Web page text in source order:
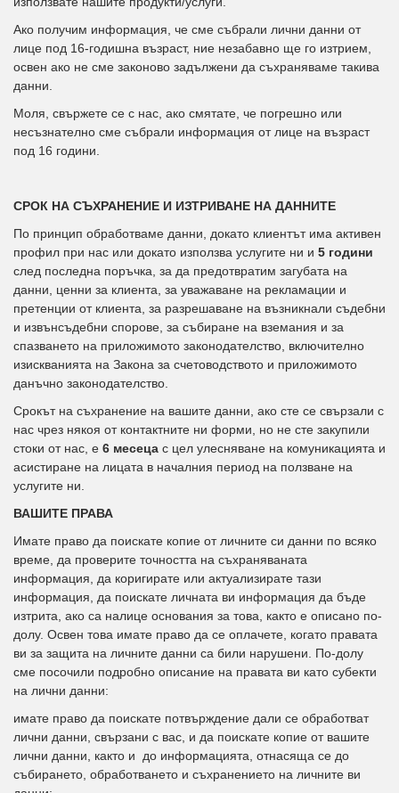
Ако получим информация, че сме събрали лични данни от
лице под 16-годишна възраст, ние незабавно ще го изтрием,
освен ако не сме законово задължени да съхраняваме такива
данни.
Моля, свържете се с нас, ако смятате, че погрешно или
несъзнателно сме събрали информация от лице на възраст
под 16 години.
СРОК НА СЪХРАНЕНИЕ И ИЗТРИВАНЕ НА ДАННИТЕ
По принцип обработваме данни, докато клиентът има активен
профил при нас или докато използва услугите ни и 5 години
след последна поръчка, за да предотвратим загубата на
данни, ценни за клиента, за уважаване на рекламации и
претенции от клиента, за разрешаване на възникнали съдебни
и извънсъдебни спорове, за събиране на вземания и за
спазването на приложимото законодателство, включително
изискванията на Закона за счетоводството и приложимото
данъчно законодателство.
Срокът на съхранение на вашите данни, ако сте се свързали с
нас чрез някоя от контактните ни форми, но не сте закупили
стоки от нас, е 6 месеца с цел улесняване на комуникацията и
асистиране на лицата в началния период на ползване на
услугите ни.
ВАШИТЕ ПРАВА
Имате право да поискате копие от личните си данни по всяко
време, да проверите точността на съхраняваната
информация, да коригирате или актуализирате тази
информация, да поискате личната ви информация да бъде
изтрита, ако са налице основания за това, както е описано по-
долу. Освен това имате право да се оплачете, когато правата
ви за защита на личните данни са били нарушени. По-долу
сме посочили подробно описание на правата ви като субекти
на лични данни:
имате право да поискате потвърждение дали се обработват
лични данни, свързани с вас, и да поискате копие от вашите
лични данни, както и до информацията, отнасяща се до
събирането, обработването и съхранението на личните ви